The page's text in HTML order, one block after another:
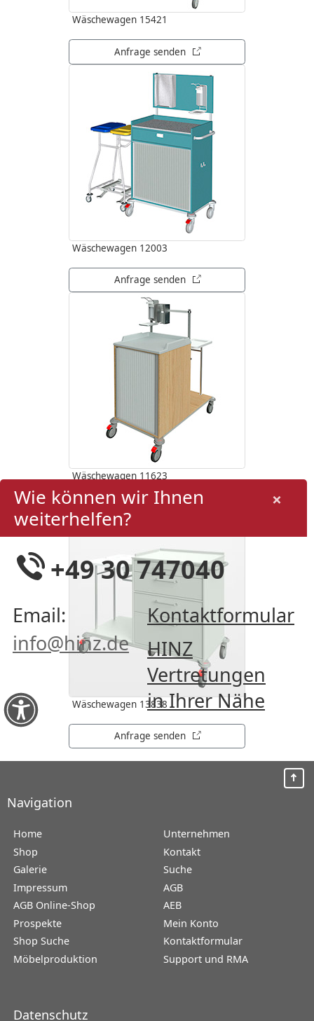
Wie können wir Ihnen
weiterhelfen?
+49 30 747040
Email:
info@hinz.de
Kontaktformular
HINZ
Vertretungen
in Ihrer Nähe
×
Wäschewagen 15421
Anfrage senden öffnet in neuem Tab
Wäschewagen 12003
Anfrage senden öffnet in neuem Tab
Wäschewagen 11623
Anfrage senden öffnet in neuem Tab
Wäschewagen 13838
Anfrage senden öffnet in neuem Tab
Navigation
Home
Unternehmen
Shop
Kontakt
Galerie
Suche
Impressum
AGB
AGB Online-Shop
AEB
Prospekte
Mein Konto
Shop Suche
Kontaktformular
Möbelproduktion
Support und RMA
Datenschutz